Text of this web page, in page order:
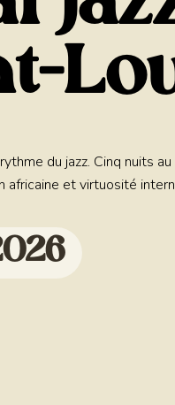
du jazz. Cinq nuits
africaine et virtuosité